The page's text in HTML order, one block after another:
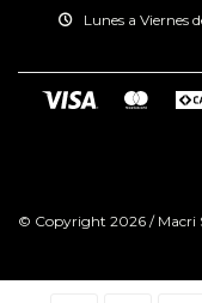
Lunes a Viernes
© Copyright 2026 / Macri